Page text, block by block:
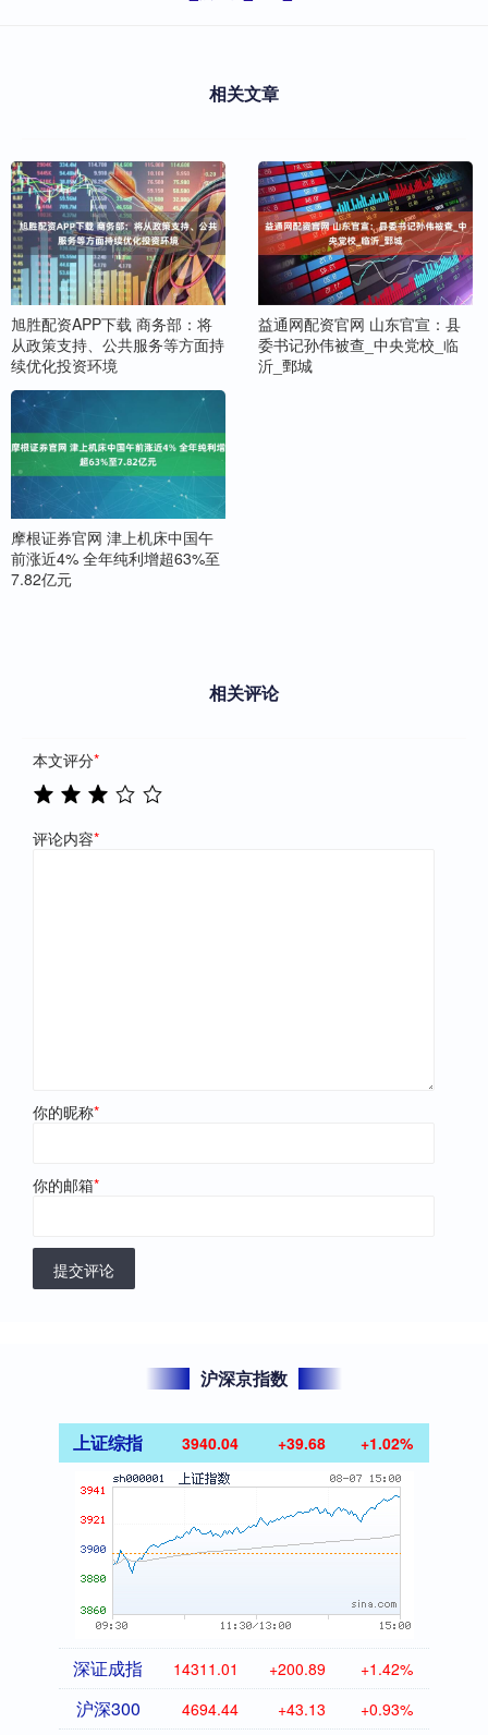
相关文章
旭胜配资APP下载 商务部：将
从政策支持、公共服务等方面持
续优化投资环境
益通网配资官网 山东官宣：县
委书记孙伟被查_中央党校_临
沂_鄄城
摩根证券官网 津上机床中国午
前涨近4% 全年纯利增超63%至
7.82亿元
相关评论
本文评分*
评论内容*
你的昵称*
你的邮箱*
提交评论
沪深京指数
上证综指 3940.04 +39.68 +1.02%
深证成指 14311.01 +200.89 +1.42%
沪深300 4694.44 +43.13 +0.93%